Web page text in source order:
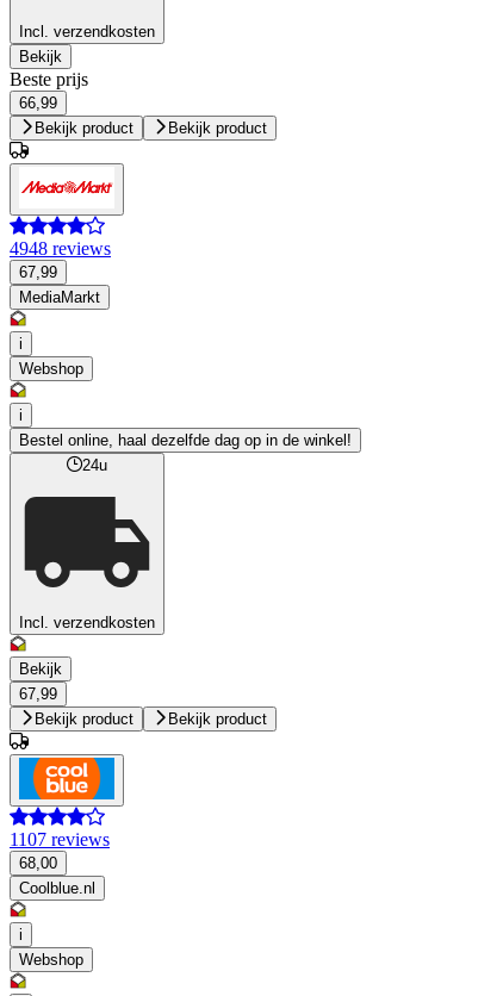
Incl. verzendkosten
Bekijk
Beste prijs
66,99
Bekijk product
Bekijk product
4948 reviews
67,99
MediaMarkt
i
Webshop
i
Bestel online, haal dezelfde dag op in de winkel!
24u
Incl. verzendkosten
Bekijk
67,99
Bekijk product
Bekijk product
1107 reviews
68,00
Coolblue.nl
i
Webshop